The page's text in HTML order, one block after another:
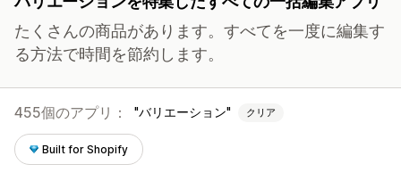
たくさんの商品があります。すべてを一度に編集す
る方法で時間を節約します。
455個のアプリ： バリエーション クリア
Built for Shopify